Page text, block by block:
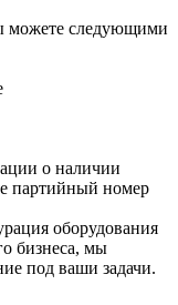
можете следующими
о наличии
партийный номер
оборудования
бизнеса, мы
под ваши задачи.